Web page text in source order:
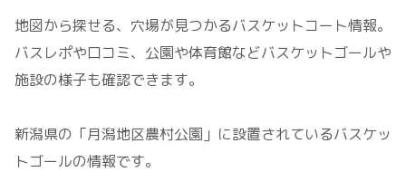
地図から探せる、穴場が見つかるバスケットコート情報。
バスレポや口コミ、公園や体育館などバスケットゴールや
施設の様子も確認できます。
新潟県の「月潟地区農村公園」に設置されているバスケッ
トゴールの情報です。